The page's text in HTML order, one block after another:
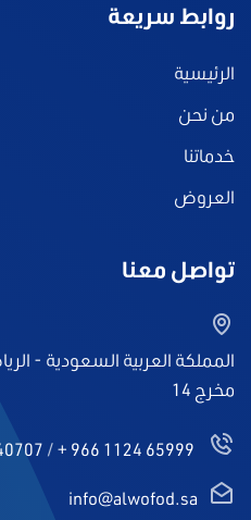
روابط سريعة
الرئيسية
من نحن
خدماتنا
العروض
تواصل معنا
المملكة العربية السعودية -
مخرج 14
+ 966 1124 65999
/
info@alwofod.sa